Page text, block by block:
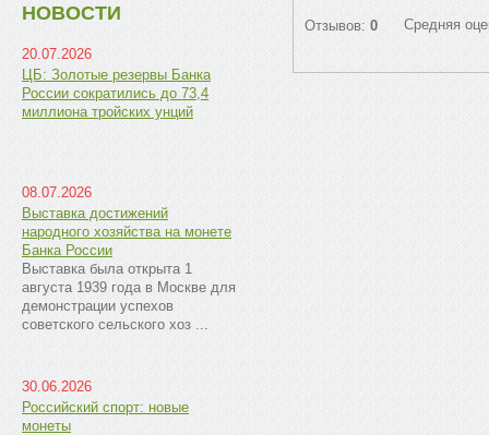
НОВОСТИ
20.07.2026
ЦБ: Золотые резервы Банка
России сократились до 73,4
миллиона тройских унций
08.07.2026
Выставка достижений
народного хозяйства на монете
Банка России
Выставка была открыта 1
августа 1939 года в Москве для
демонстрации успехов
советского сельского хоз ...
30.06.2026
Российский спорт: новые
монеты
Отзывов: 0 Средняя